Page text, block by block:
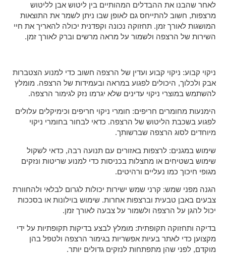
לאחר שהבנו את ההבדלים המהותיים בין ליטוש אבן לליטוש
מרצפות, חשוב להתייחס גם לאופן שבו ניתן לשמר את התוצאות
המושגות לאורך זמן. תחזוקה נכונה וקפדנית יכולה להאריך את חיי
השירות של הרצפה ולשמור על מראה מרשים וברק לאורך זמן.
ניקוי קבוע: ניקוי קבוע ועדין של הרצפה חשוב כדי למנוע הצטברות
אבק ולכלוך, היכולים לפגוע במראה ובעמידות של הרצפה. מומלץ
להשתמש במוצרי ניקוי עדינים שלא יגרמו נזק לגימור הרצפה.
הימנעות מחומרים חריפים: חומרי ניקוי חריפים וכימיקלים עלולים
לפגוע בשכבת הליטוש של הרצפה. כדאי לבחור בחומרי ניקוי
מיוחדים לסוג הרצפה שברשותך.
שימוש במגנים: לרצפות באזורים עם תנועה רבה, כדאי לשקול
שימוש בשטיחים או מחצלות בכניסות כדי למנוע שריטות ונזקים
מגופי חיכוך כמו נעליים ורהיטים.
הגנה מפני שמש: קרני שמש ישירות יכולות לגרום לבלאי ולהחוורת
צבעים באבן טבעית וברצפות אחרות. שימוש בוילונות או בסככות
יכול להגן על הרצפה ולשמור על צבעה לאורך זמן.
בדיקה ותחזוקה תקופתית: מומלץ לבצע בדיקות תקופתיות על ידי
מקצוען כדי לאתר בעיות אפשריות בגימור הרצפה ולטפל בהן
מוקדם, לפני שהן מתפתחות לנזקים גדולים יותר.